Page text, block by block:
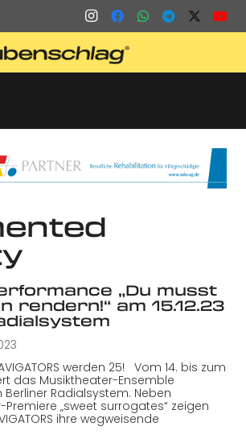
„Du musst
rendern!“ am 15.12.23
werden 25! Vom 14. bis zum
das Musiktheater-Ensemble
Radialsystem. Neben
„sweet surrogates“ zeigen
ihre wegweisende